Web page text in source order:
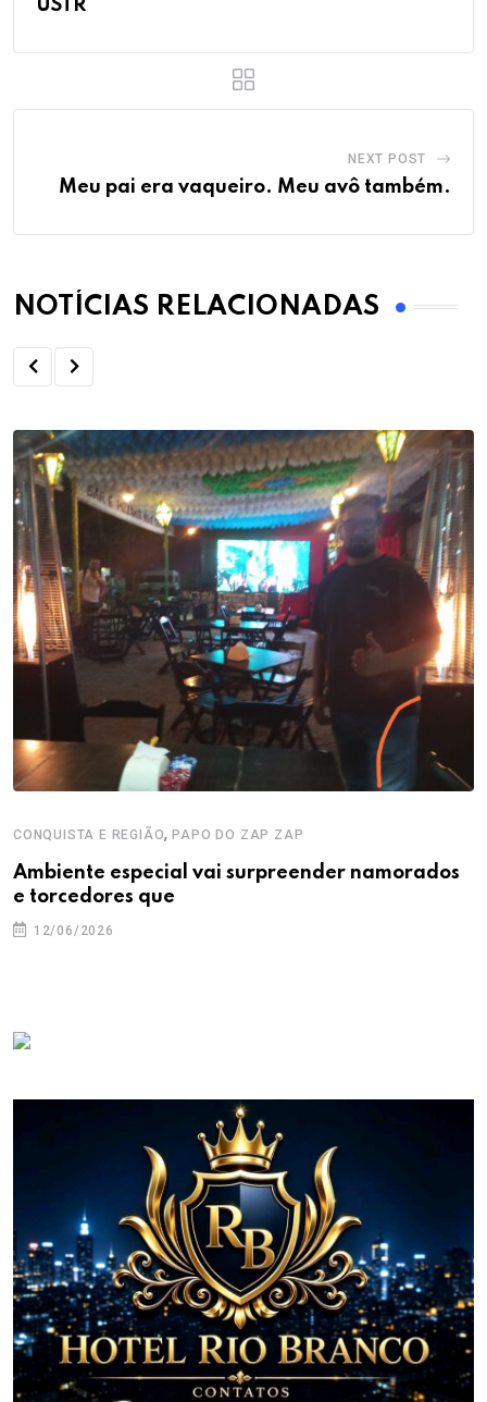
USTR
NEXT POST
Meu pai era vaqueiro. Meu avô também.
NOTÍCIAS RELACIONADAS
CONQUISTA E REGIÃO,PAPO DO ZAP ZAP
Ambiente especial vai surpreender namorados
e torcedores que
12/06/2026